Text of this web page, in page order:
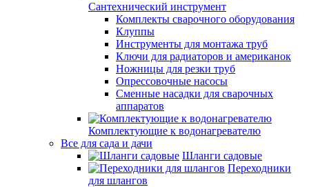
Сантехнический инструмент
Комплекты сварочного оборудования
Клуппы
Инструменты для монтажа труб
Ключи для радиаторов и американок
Ножницы для резки труб
Опрессовочные насосы
Сменные насадки для сварочных
аппаратов
Комплектующие к водонагревателю
Все для сада и дачи
Шланги садовые
Переходники
для шлангов